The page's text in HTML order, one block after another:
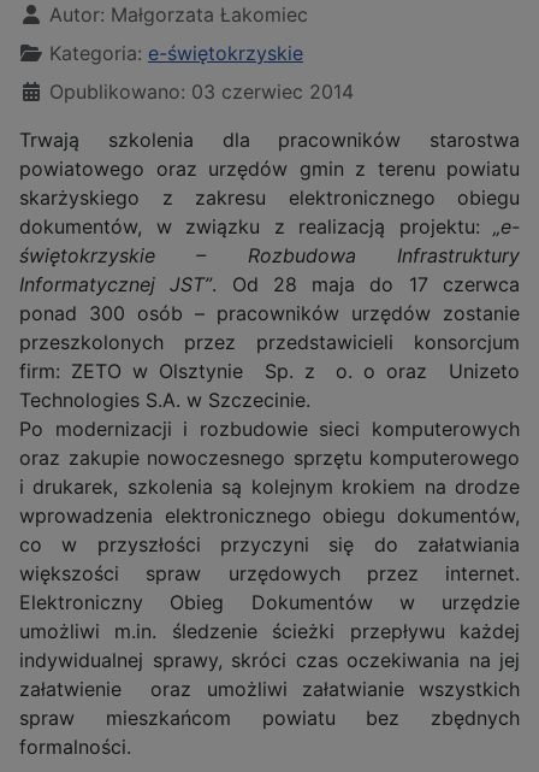
Autor: Małgorzata Łakomiec
Kategoria: e-świętokrzyskie
Opublikowano: 03 czerwiec 2014
Trwają szkolenia dla pracowników starostwa
powiatowego oraz urzędów gmin z terenu powiatu
skarżyskiego z zakresu elektronicznego obiegu
dokumentów, w związku z realizacją projektu: „e-
świętokrzyskie – Rozbudowa Infrastruktury
Informatycznej JST”. Od 28 maja do 17 czerwca
ponad 300 osób – pracowników urzędów zostanie
przeszkolonych przez przedstawicieli konsorcjum
firm: ZETO w Olsztynie Sp. z o. o oraz Unizeto
Technologies S.A. w Szczecinie.
Po modernizacji i rozbudowie sieci komputerowych
oraz zakupie nowoczesnego sprzętu komputerowego
i drukarek, szkolenia są kolejnym krokiem na drodze
wprowadzenia elektronicznego obiegu dokumentów,
co w przyszłości przyczyni się do załatwiania
większości spraw urzędowych przez internet.
Elektroniczny Obieg Dokumentów w urzędzie
umożliwi m.in. śledzenie ścieżki przepływu każdej
indywidualnej sprawy, skróci czas oczekiwania na jej
załatwienie oraz umożliwi załatwianie wszystkich
spraw mieszkańcom powiatu bez zbędnych
formalności.